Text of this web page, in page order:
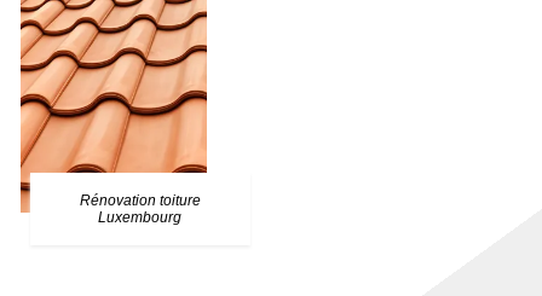
Rénovation toiture
Luxembourg